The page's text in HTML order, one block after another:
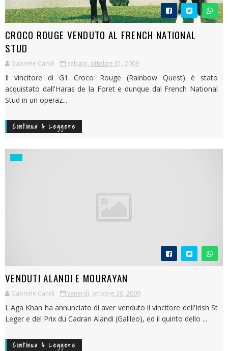
CROCO ROUGE VENDUTO AL FRENCH NATIONAL
STUD
Gabriele Candi sabato, ottobre 31, 2009
Il vincitore di G1 Croco Rouge (Rainbow Quest) è stato
acquistato dall'Haras de la Foret e dunque dal French National
Stud in un operaz...
Continua A Leggere
VENDUTI ALANDI E MOURAYAN
Gabriele Candi venerdì, ottobre 30, 2009
L'Aga Khan ha annunciato di aver venduto il vincitore dell'Irish St
Leger e del Prix du Cadran Alandi (Galileo), ed il quinto dello ...
Continua A Leggere